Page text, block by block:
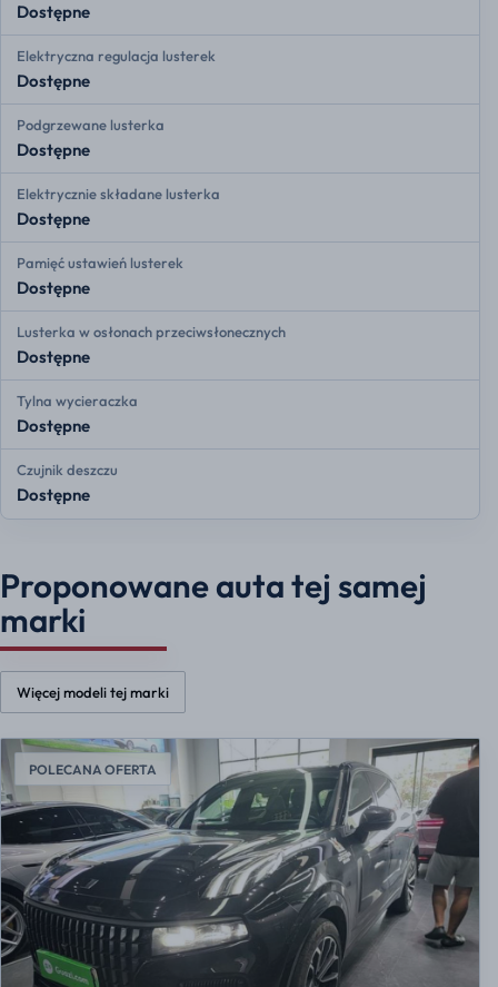
Dostępne
Elektryczna regulacja lusterek
Dostępne
Podgrzewane lusterka
Dostępne
Elektrycznie składane lusterka
Dostępne
Pamięć ustawień lusterek
Dostępne
Lusterka w osłonach przeciwsłonecznych
Dostępne
Tylna wycieraczka
Dostępne
Czujnik deszczu
Dostępne
Proponowane auta tej samej
marki
Więcej modeli tej marki
POLECANA OFERTA